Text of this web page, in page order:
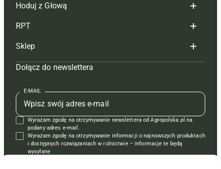
Redakcja
Reklama
Tagi
Mapa serwisu
Kontakt
Regulamin
Polityka prywatności
Hoduj z Głową
Hoduj z głową bydło
Hoduj z głową świnie
Prenumerata
Redakcja
Kontakt
Reklama
RPT
Redakcja
Prenumerata
Reklama
Kontakt
Krzyżówki
Sklep
Czasopisma i prenumerata
Książki
Regulamin
Dołącz do newslettera
E-MAIL
Wyrażam zgodę na otrzymywanie newslettera od Agropolska.pl na
podany adres e-mail.
Wyrażam zgodę na otrzymywanie informacji o najnowszych produktach
i dostępnych rozwiązaniach w rolnictwie – informacje te będą
wysyłane